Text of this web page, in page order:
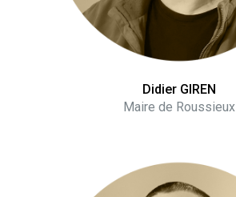
Didier GIREN
Maire de Roussieux